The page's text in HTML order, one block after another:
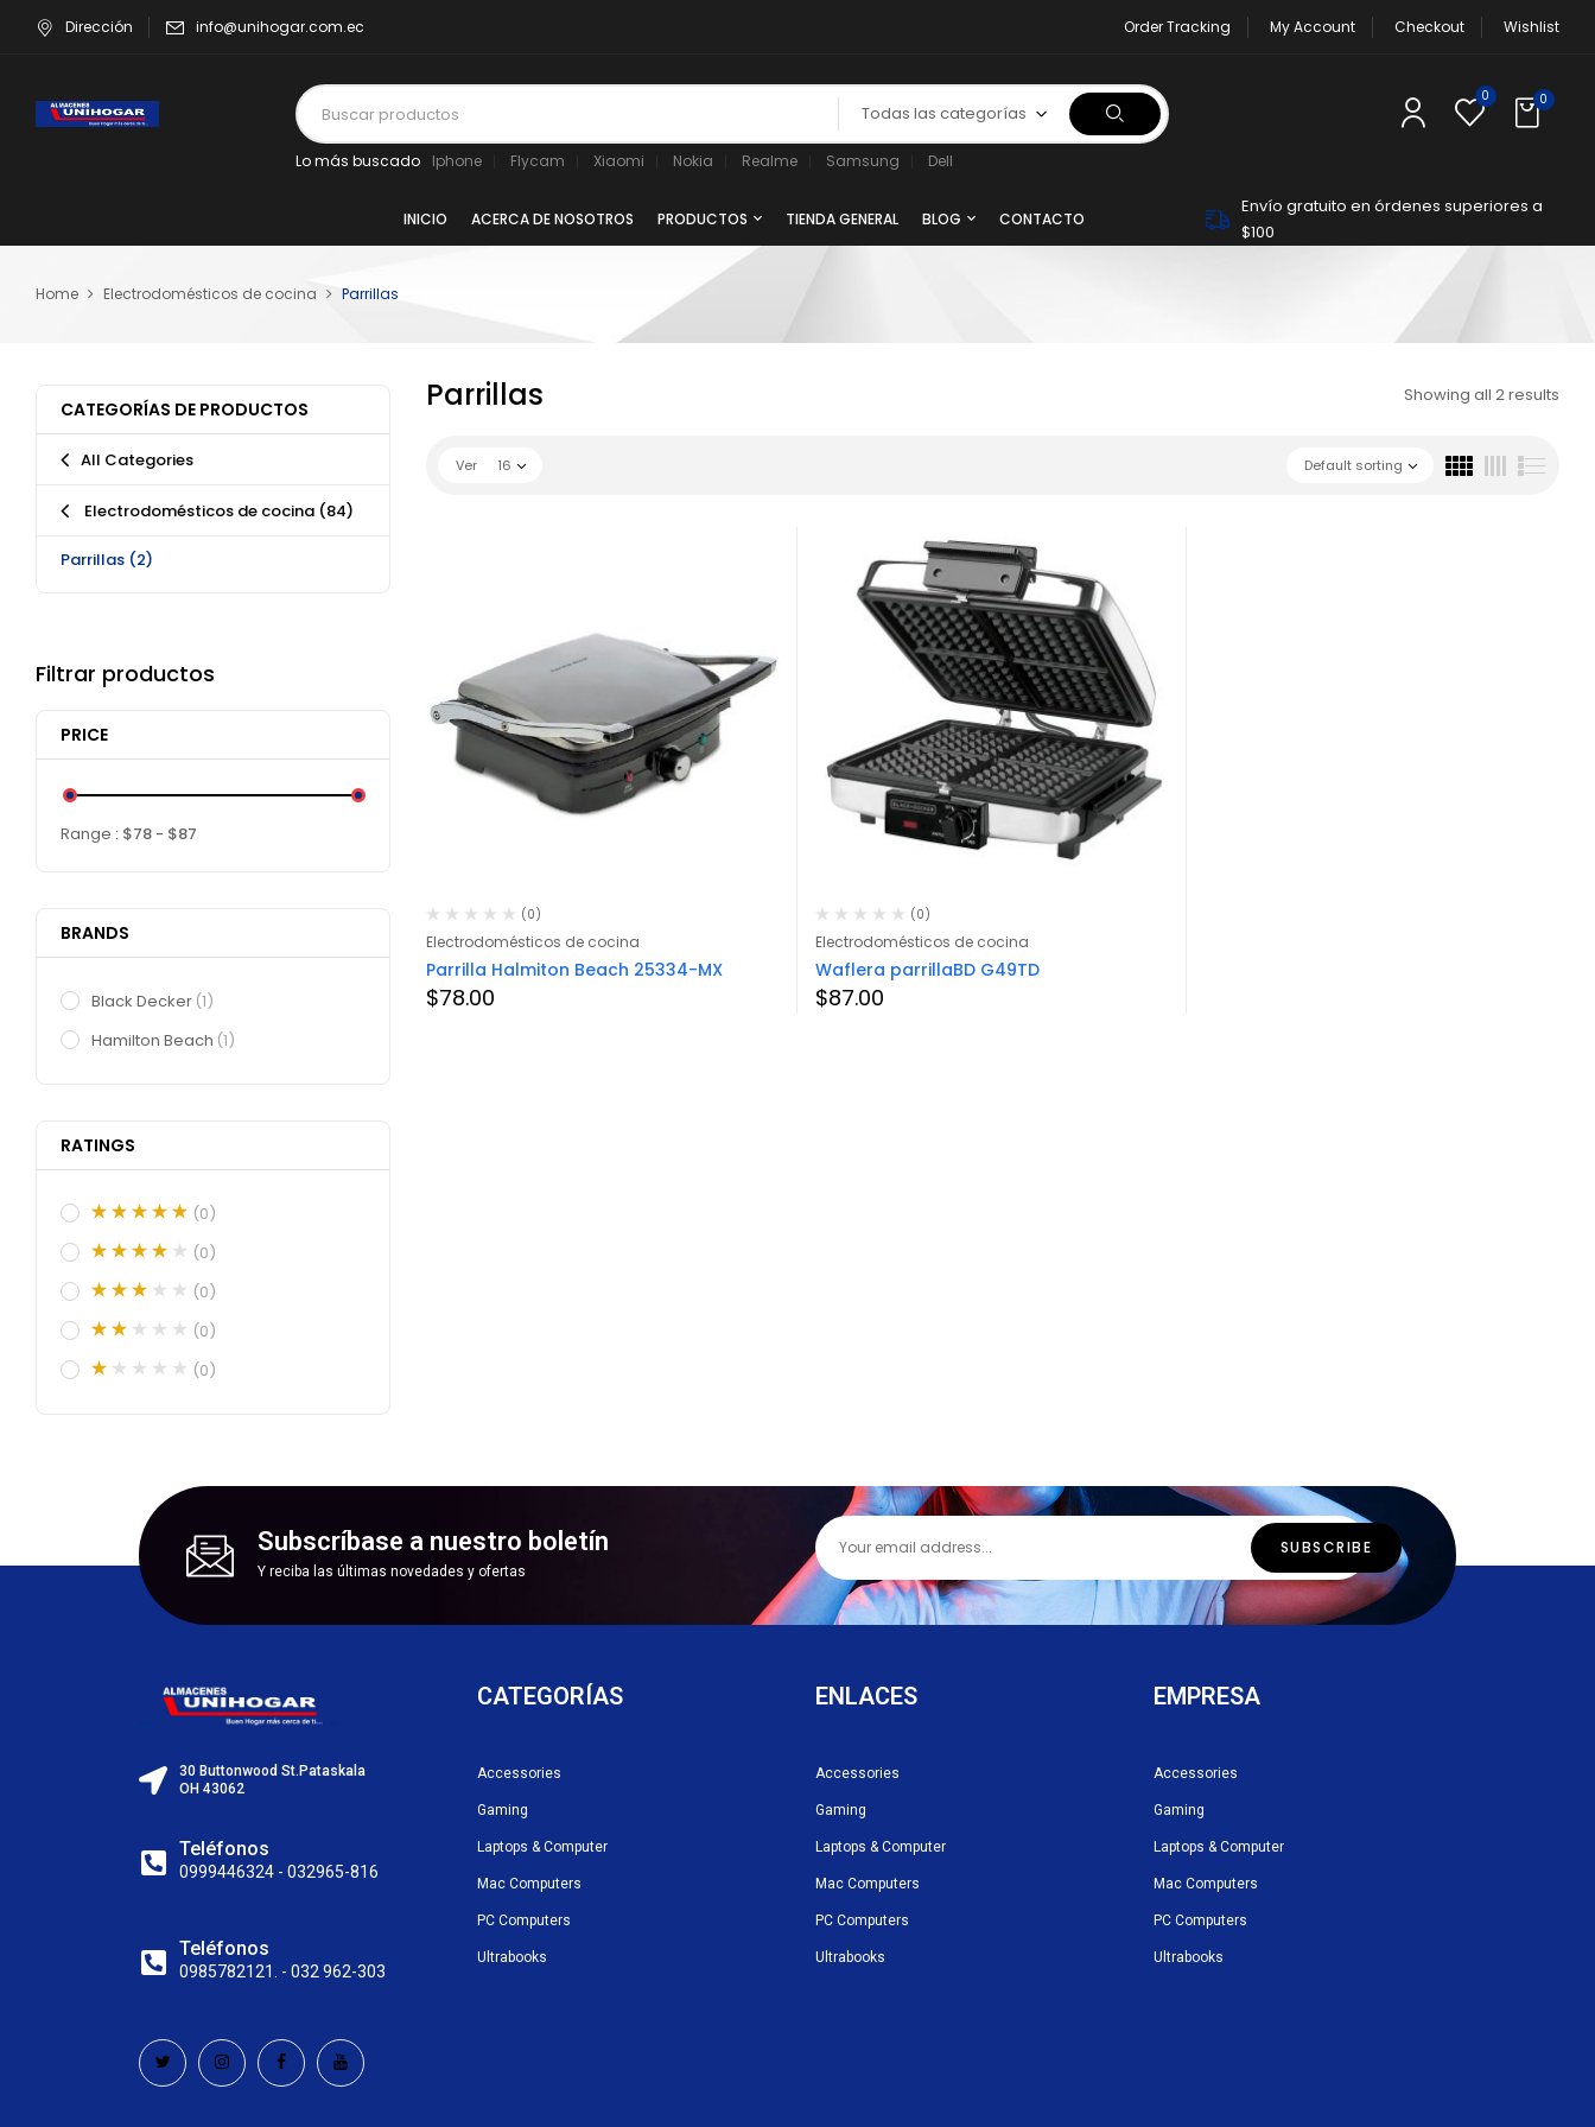
Dirección info@unihogar.com.ec Order Tracking My Account Checkout Wishlist
Todas las categorías
Lo más buscado Iphone Flycam Xiaomi Nokia Realme Samsung Dell
0 0
INICIO ACERCA DE NOSOTROS PRODUCTOS TIENDA GENERAL BLOG CONTACTO
Envío gratuito en órdenes superiores a
$100
Home Electrodomésticos de cocina Parrillas
CATEGORÍAS DE PRODUCTOS
All Categories
Electrodomésticos de cocina (84)
Parrillas (2)
Filtrar productos
PRICE
Range : $78 - $87
BRANDS
Black Decker (1)
Hamilton Beach (1)
RATINGS
(0)
(0)
(0)
(0)
(0)
Parrillas Showing all 2 results
Default sorting
Ver 16
(0)
Electrodomésticos de cocina
Parrilla Halmiton Beach 25334-MX
$78.00
(0)
Electrodomésticos de cocina
Waflera parrillaBD G49TD
$87.00
Subscríbase a nuestro boletín
Y reciba las últimas novedades y ofertas
30 Buttonwood St.Pataskala
OH 43062
Teléfonos
0999446324 - 032965-816
Teléfonos
0985782121. - 032 962-303
CATEGORÍAS
Accessories
Gaming
Laptops & Computer
Mac Computers
PC Computers
Ultrabooks
ENLACES
Accessories
Gaming
Laptops & Computer
Mac Computers
PC Computers
Ultrabooks
EMPRESA
Accessories
Gaming
Laptops & Computer
Mac Computers
PC Computers
Ultrabooks